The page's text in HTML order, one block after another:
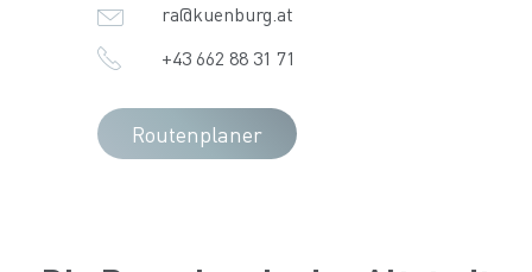
ra@kuenburg.at
+43 662 88 31 71
Routenplaner